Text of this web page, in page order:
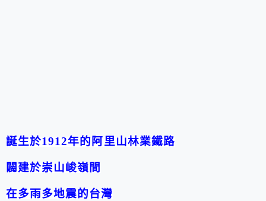
誕生於1912年的阿里山林業鐵路
闢建於崇山峻嶺間
在多雨多地震的台灣